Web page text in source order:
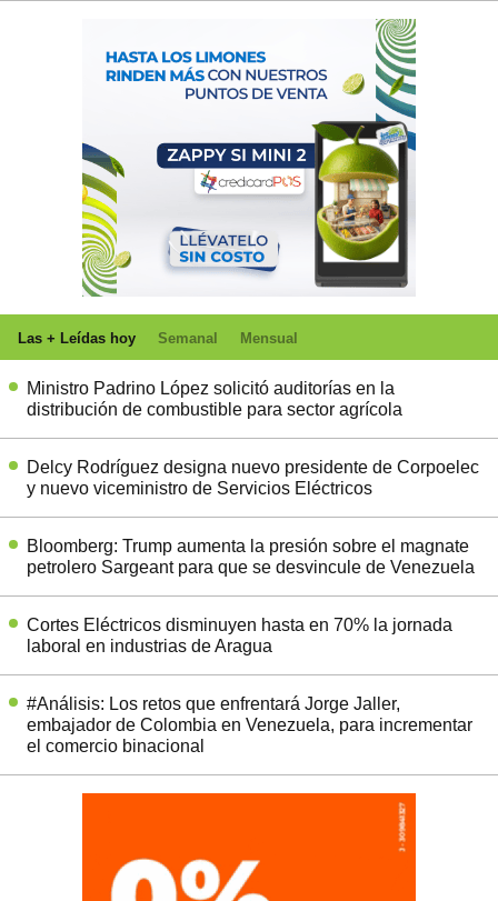
Las + Leídas hoy Semanal Mensual
Ministro Padrino López solicitó auditorías en la
distribución de combustible para sector agrícola
Delcy Rodríguez designa nuevo presidente de Corpoelec
y nuevo viceministro de Servicios Eléctricos
Bloomberg: Trump aumenta la presión sobre el magnate
petrolero Sargeant para que se desvincule de Venezuela
Cortes Eléctricos disminuyen hasta en 70% la jornada
laboral en industrias de Aragua
#Análisis: Los retos que enfrentará Jorge Jaller,
embajador de Colombia en Venezuela, para incrementar
el comercio binacional